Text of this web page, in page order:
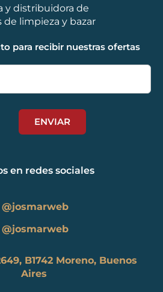
y distribuidora de
de limpieza y bazar
para recibir nuestras ofertas
en redes sociales
@josmarweb
@josmarweb
B1742 Moreno, Buenos
Aires